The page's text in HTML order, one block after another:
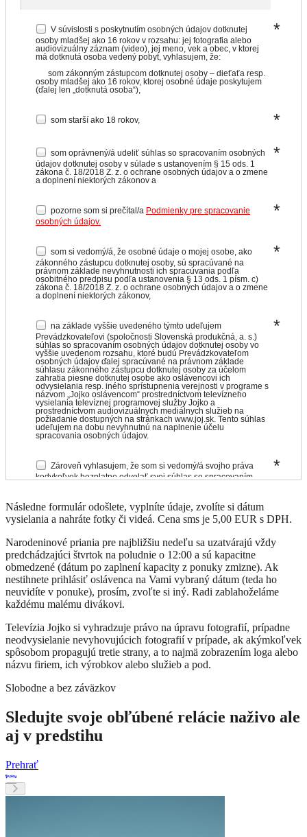
Následne formulár odošlete, vyplníte údaje, zvolíte si dátum
vysielania a nahráte fotky či videá. Cena sms je 5,00 EUR s DPH.
Narodeninové priania pre najbližšiu nedeľu sa uzatvárajú vždy
predchádzajúci štvrtok na poludnie o 12:00 a sú kapacitne
obmedzené (dátum po zaplnení kapacity z ponuky zmizne). Ak
nestihnete prihlásiť oslávenca na Vami vybraný dátum (teda ho
neuvidíte v ponuke), prosím, zvoľte si iný. Radi zablahoželáme
každému malému divákovi.
Televízia Jojko si vyhradzuje právo na úpravu fotografií, prípadne
neodvysielanie nevyhovujúcich fotografií v prípade, ak akýmkoľvek
spôsobom propagujú tretie strany, a to najmä zobrazením loga alebo
názvu firiem, ich výrobkov alebo služieb a pod.
Slobodne a bez záväzkov
Sledujte svoje obľúbené relácie naživo ale
aj v predstihu
Prehrať